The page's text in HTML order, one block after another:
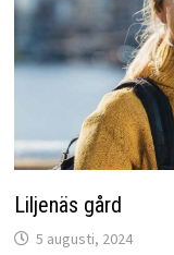
Liljenäs gård
5 augusti, 2024